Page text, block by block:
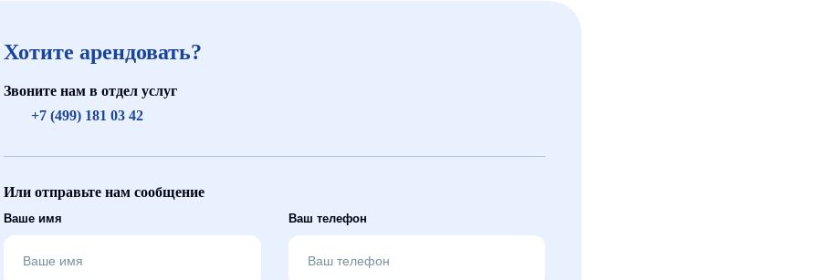
Хотите арендовать?
Звоните нам в отдел услуг
+7 (499) 181 03 42
Или отправьте нам сообщение
Ваше имя Ваш телефон